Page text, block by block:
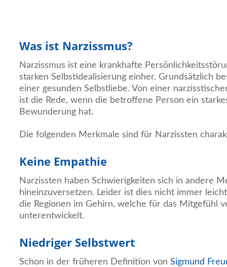
Was ist Narzissmus?
Narzissmus ist eine krankhafte
starken Selbstidealisierung einher. Grundsätzlich
einer gesunden Selbstliebe. Von einer
ist die Rede, wenn die betroffene Person ein
Bewunderung hat.
Die folgenden Merkmale sind für Narzissten
Keine Empathie
Narzissten haben Schwierigkeiten sich in andere
hineinzuversetzen. Leider ist dies nicht immer
die Regionen im Gehirn, welche für das Mitgefühl
unterentwickelt.
Niedriger Selbstwert
Schon in der früheren Definition von Sigmund